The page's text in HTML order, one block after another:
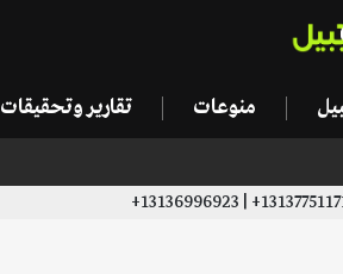
منوعات تقارير وتحقيقات